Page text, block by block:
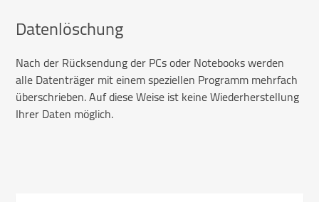
Datenlöschung
Nach der Rücksendung der PCs oder Notebooks werden
alle Datenträger mit einem speziellen Programm mehrfach
überschrieben. Auf diese Weise ist keine Wiederherstellung
Ihrer Daten möglich.